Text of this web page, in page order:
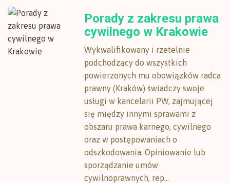
Porady z zakresu prawa
cywilnego w Krakowie
Wykwalifikowany i rzetelnie
podchodzący do wszystkich
powierzonych mu obowiązków radca
prawny (Kraków) świadczy swoje
usługi w kancelarii PW, zajmującej
się między innymi sprawami z
obszaru prawa karnego, cywilnego
oraz w postępowaniach o
odszkodowania. Opiniowanie lub
sporządzanie umów
cywilnoprawnych, rep...